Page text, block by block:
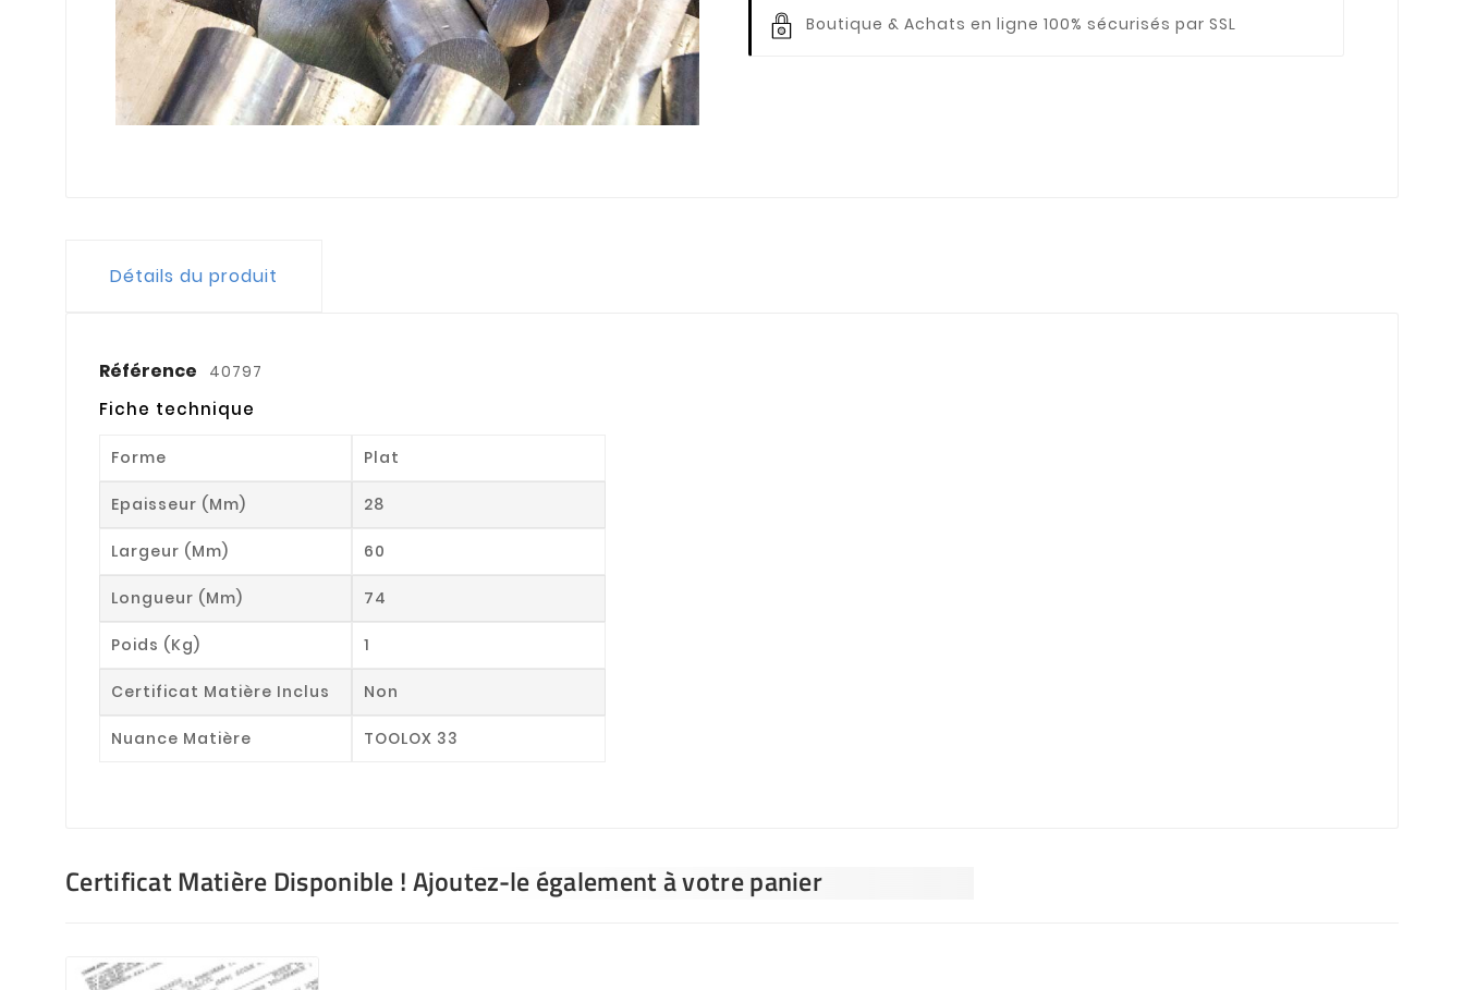
Boutique & Achats en ligne 100% sécurisés par SSL
Détails du produit
Référence 40797
Fiche technique
Forme Plat
Epaisseur (mm) 28
Largeur (mm) 60
Longueur (mm) 74
Poids (kg) 1
Certificat Matière Inclus Non
Nuance Matière TOOLOX 33
Certificat Matière Disponible ! Ajoutez-le également à votre panier